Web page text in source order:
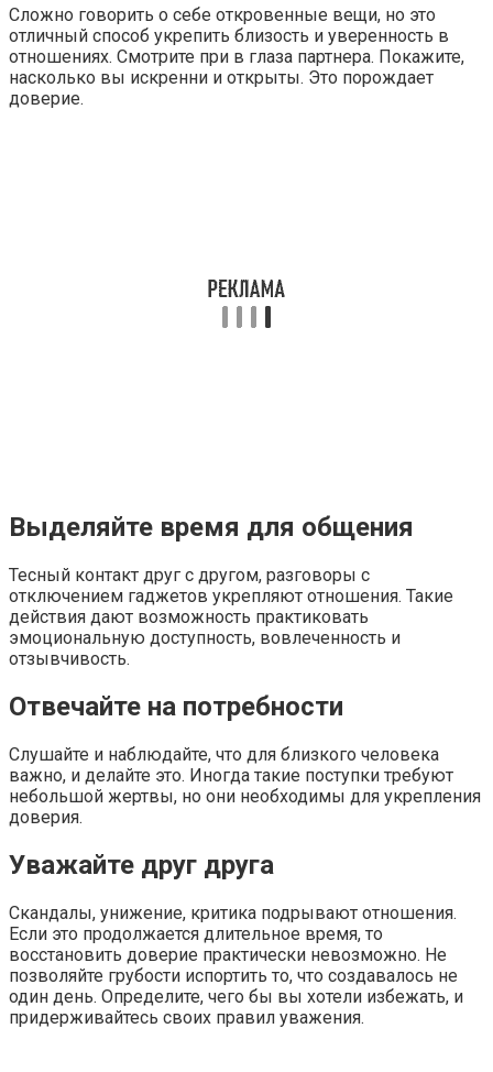
Сложно говорить о себе откровенные вещи, но это
отличный способ укрепить близость и уверенность в
отношениях. Смотрите при в глаза партнера. Покажите,
насколько вы искренни и открыты. Это порождает
доверие.
Выделяйте время для общения
Тесный контакт друг с другом, разговоры с
отключением гаджетов укрепляют отношения. Такие
действия дают возможность практиковать
эмоциональную доступность, вовлеченность и
отзывчивость.
Отвечайте на потребности
Слушайте и наблюдайте, что для близкого человека
важно, и делайте это. Иногда такие поступки требуют
небольшой жертвы, но они необходимы для укрепления
доверия.
Уважайте друг друга
Скандалы, унижение, критика подрывают отношения.
Если это продолжается длительное время, то
восстановить доверие практически невозможно. Не
позволяйте грубости испортить то, что создавалось не
один день. Определите, чего бы вы хотели избежать, и
придерживайтесь своих правил уважения.